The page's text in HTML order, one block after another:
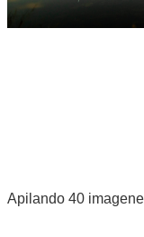
Apilando 40